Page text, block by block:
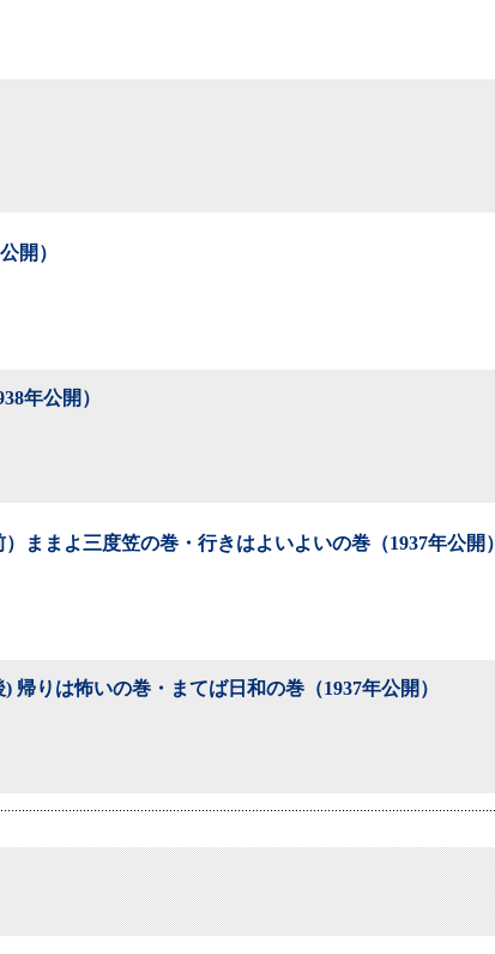
開）
年公開）
ままよ三度笠の巻・行きはよいよいの巻（1937年公開）
帰りは怖いの巻・まてば日和の巻（1937年公開）